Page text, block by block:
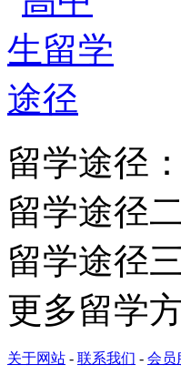
留学途径：
留学途径二
留学途径三
更多留学
关于网站 - 联系我们 - 会员